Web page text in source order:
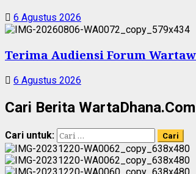
6 Agustus 2026
Terima Audiensi Forum
6 Agustus 2026
Cari Berita WartaDhana.Com
Cari untuk: